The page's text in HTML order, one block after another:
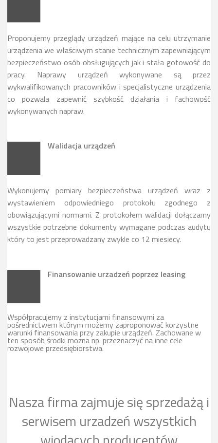
Proponujemy przeglądy urządzeń mające na celu utrzymanie
urządzenia we właściwym stanie technicznym zapewniającym
bezpieczeństwo osób obsługujących jak i stała gotowość do
pracy. Naprawy urządzeń wykonywane są przez
wykwalifikowanych pracowników i specjalistyczne urządzenia
co pozwala zapewnić szybkość działania i fachowość
wykonywanych napraw.
Walidacja urządzeń
Wykonujemy pomiary bezpieczeństwa urządzeń wraz z
wystawieniem odpowiedniego protokołu zgodnego z
obowiązującymi normami. Z protokołem walidacji dołączamy
wszystkie potrzebne dokumenty wymagane podczas audytu
który to jest przeprowadzany zwykle co 12 miesiecy.
Finansowanie urzadzeń poprzez leasing
Współpracujemy z instytucjami finansowymi za
pośrednictwem którym możemy zaproponować korzystne
warunki finansowania przy zakupie urządzeń. Zachowane w
ten sposób środki można np. przeznaczyć na inne cele
rozwojowe przedsiębiorstwa.
Nasza firma zajmuje się sprzedażą i
serwisem urzadzeń wszystkich